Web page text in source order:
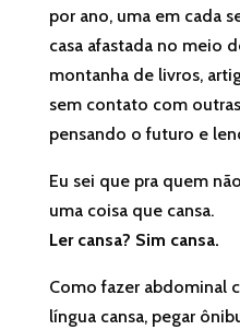
por ano, uma em cada
casa afastada no meio
montanha de livros,
sem contato com
pensando o futuro e
Eu sei que pra quem
uma coisa que cansa.
Ler cansa? Sim cansa.
Como fazer abdominal
língua cansa, pegar